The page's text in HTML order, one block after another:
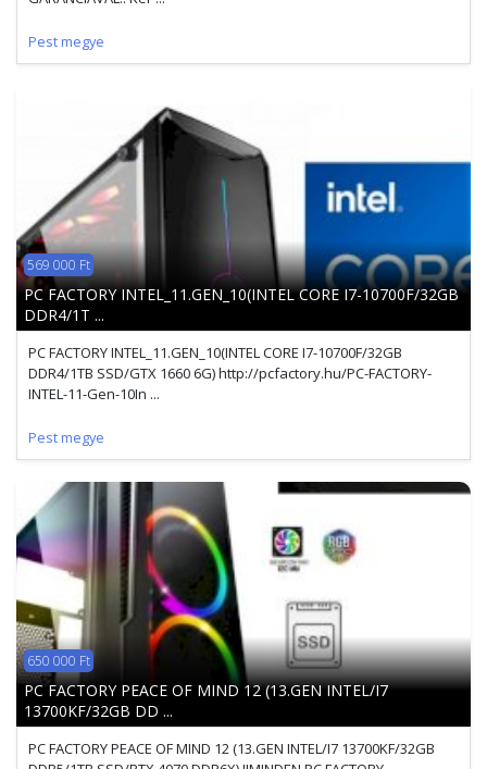
Pest megye
569 000 Ft
PC FACTORY INTEL_11.GEN_10(INTEL CORE I7-10700F/32GB
DDR4/1T ...
PC FACTORY INTEL_11.GEN_10(INTEL CORE I7-10700F/32GB
DDR4/1TB SSD/GTX 1660 6G) http://pcfactory.hu/PC-FACTORY-
INTEL-11-Gen-10In ...
Pest megye
650 000 Ft
PC FACTORY PEACE OF MIND 12 (13.GEN INTEL/I7
13700KF/32GB DD ...
PC FACTORY PEACE OF MIND 12 (13.GEN INTEL/I7 13700KF/32GB